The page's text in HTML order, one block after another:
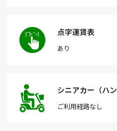
点字運賃表
あり
シニアカー（ハ
ご利用経路なし